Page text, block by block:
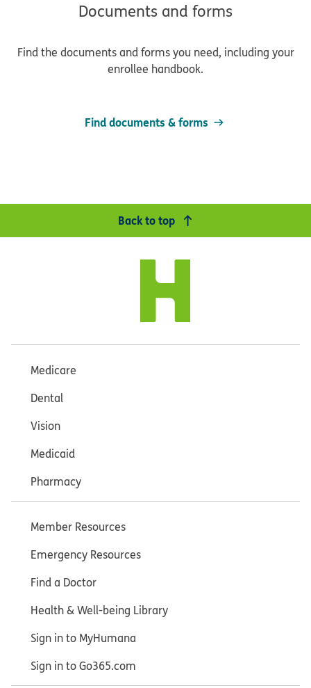
Documents and forms
Find the documents and forms you need, including your
enrollee handbook.
Find documents & forms
Back to top
Medicare
Dental
Vision
Medicaid
Pharmacy
Member Resources
Emergency Resources
Find a Doctor
Health & Well-being Library
Sign in to MyHumana
Sign in to Go365.com